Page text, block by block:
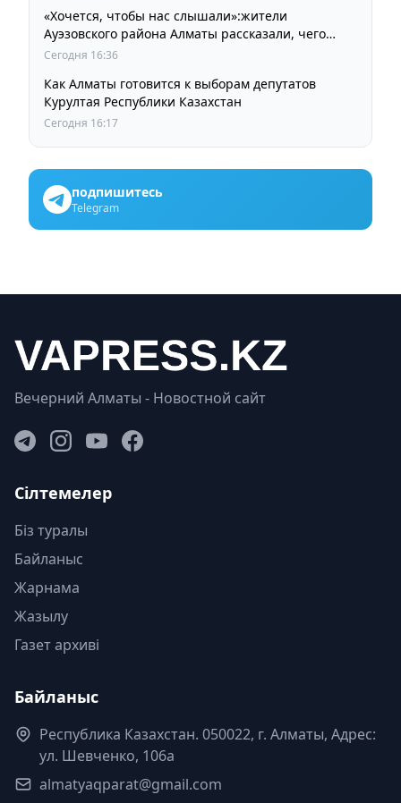
«Хочется, чтобы нас слышали»:жители
Ауэзовского района Алматы рассказали, чего
ждут от выборов депутатов Курултая
Сегодня 16:36
Как Алматы готовится к выборам депутатов
Курултая Республики Казахстан
Сегодня 16:17
подпишитесь
Telegram
Вечерний Алматы - Новостной сайт
Сілтемелер
Біз туралы
Байланыс
Жарнама
Жазылу
Газет архиві
Байланыс
Республика Казахстан. 050022, г. Алматы, Адрес:
ул. Шевченко, 106а
almatyaqparat@gmail.com